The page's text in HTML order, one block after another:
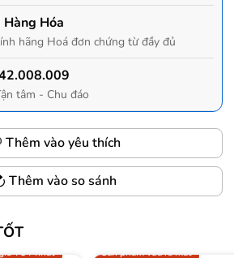
Hóa
hãng Hoá đơn chứng từ đầy đủ
tâm - Chu đáo
Thêm vào yêu thích
Thêm vào so sánh
TỐT nhất
Sản phẩm vừa ra mắt